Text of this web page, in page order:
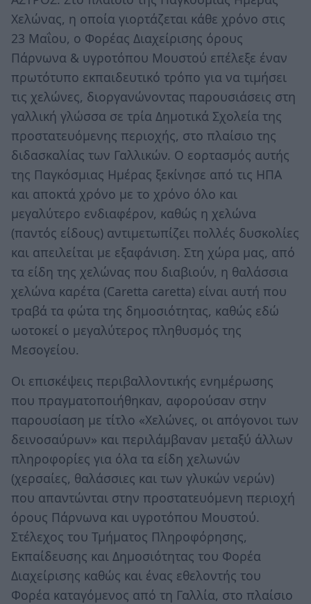
Χελώνας, η οποία γιορτάζεται κάθε χρόνο στις
23 Μαΐου, ο Φορέας Διαχείρισης όρους
Πάρνωνα & υγροτόπου Μουστού επέλεξε έναν
πρωτότυπο εκπαιδευτικό τρόπο για να τιμήσει
τις χελώνες, διοργανώνοντας παρουσιάσεις στη
γαλλική γλώσσα σε τρία Δημοτικά Σχολεία της
προστατευόμενης περιοχής, στο πλαίσιο της
διδασκαλίας των Γαλλικών. Ο εορτασμός αυτής
της Παγκόσμιας Ημέρας ξεκίνησε από τις ΗΠΑ
και αποκτά χρόνο με το χρόνο όλο και
μεγαλύτερο ενδιαφέρον, καθώς η χελώνα
(παντός είδους) αντιμετωπίζει πολλές δυσκολίες
και απειλείται με εξαφάνιση. Στη χώρα μας, από
τα είδη της χελώνας που διαβιούν, η θαλάσσια
χελώνα καρέτα (Caretta caretta) είναι αυτή που
τραβά τα φώτα της δημοσιότητας, καθώς εδώ
ωοτοκεί ο μεγαλύτερος πληθυσμός της
Μεσογείου.
Oι επισκέψεις περιβαλλοντικής ενημέρωσης
που πραγματοποιήθηκαν, αφορούσαν στην
παρουσίαση με τίτλο «Χελώνες, οι απόγονοι των
δεινοσαύρων» και περιλάμβαναν μεταξύ άλλων
πληροφορίες για όλα τα είδη χελωνών
(χερσαίες, θαλάσσιες και των γλυκών νερών)
που απαντώνται στην προστατευόμενη περιοχή
όρους Πάρνωνα και υγροτόπου Μουστού.
Στέλεχος του Τμήματος Πληροφόρησης,
Εκπαίδευσης και Δημοσιότητας του Φορέα
Διαχείρισης καθώς και ένας εθελοντής του
Φορέα καταγόμενος από τη Γαλλία, στο πλαίσιο